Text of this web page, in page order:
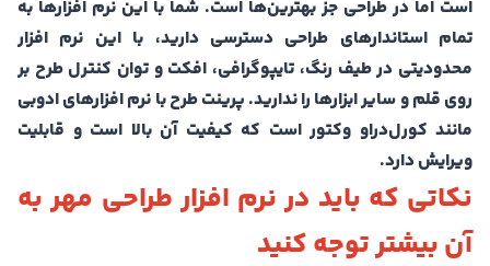
است اما در طراحی جز بهترین‌ها است. شما با این نرم افزارها به
تمام استاندارهای طراحی دسترسی دارید، با این نرم افزار
محدودیتی در طیف رنگ، تایپوگرافی، افکت و توان کنترل طرح بر
روی قلم و سایر ابزارها را ندارید. پرینت طرح با نرم افزارهای ادوبی
مانند کورل‌دراو وکتور است که کیفیت آن بالا است و قابلیت
ویرایش دارد‌.
نکاتی که باید در نرم افزار طراحی مهر به
آن بیشتر توجه کنید